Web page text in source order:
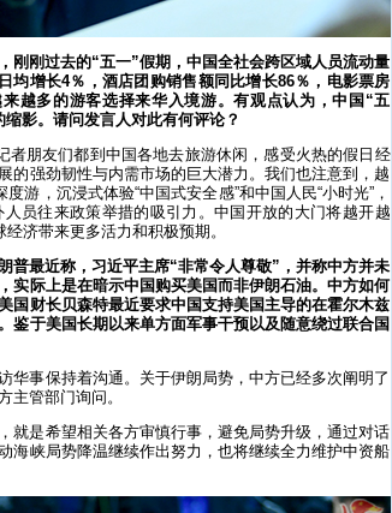
刚刚过去的“五一”假期，中国全社会跨区域人员流动量
均增长4％，酒店团购销售额同比增长86％，电影票房
越多的游客选择来华入境游。有观点认为，中国“五
影。请问发言人对此有何评论？
者朋友们都到中国各地去旅游休闲，感受火热的假日经
的强劲韧性与内需市场的巨大潜力。我们也注意到，越
游，沉浸式体验“中国式安全感”和中国人民“小时光”，
员往来政策举措的吸引力。中国开放的大门将越开越
济带来更多活力和积极预期。
普最近称，习近平主席“非常令人尊敬”，并称中方并未
实际上是在暗示中国购买美国而非伊朗石油。中方如何
国财长贝森特最近要求中国支持美国主导的在霍尔木兹
鉴于美国长期以来单方面军事干预以及随意绕过联合国
华事保持着沟通。关于伊朗局势，中方已经多次阐明了
主管部门询问。
就是希望相关各方审慎行事，避免局势升级，通过对话
海峡局势降温继续作出努力，也将继续全力维护中资船